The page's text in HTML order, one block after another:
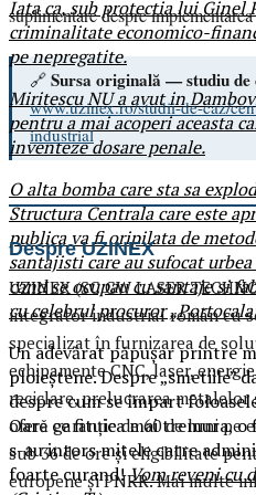
Iata ca, sub protectia lui Ginel
criminalitate economico-
pe nepregatite.
Miritescu NU a avut in
pentru a mai acoperi aceasta
inventeze dosare penale.
O alta bomba care sta sa
Structura Centrala care este
publica va fi oripilata de
santajisti care au sufocat
cand se ocupau cu santaje si
cu celebrul procuror
Un adevărat păpușar printre
ploieștene. Despre „smetiile”
despre cum se împart
Oare ce fituica mai tremura,
s-au intors mitele catre
foarte curand!Vom reveni cu
suplimentare despre
🔗 Sursa originală — studiu de
www.uzinex.ro/studii-de-caz/
industrial
Despre UZINEX
UZINEX (SC GW LASER
integrator industrial român cu
specializat în furnizarea de
echipamente CNC, laser,
reciclare, prelucrarea
oferă garanție de 60 de luni pe
sub 36 de ore și eligibilitate
europene și PNRR. Mai multe